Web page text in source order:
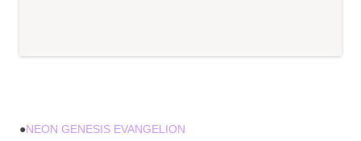
●NEON GENESIS EVANGELION